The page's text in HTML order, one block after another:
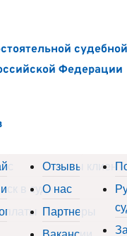
в суд
Отзывы
О нас
Партнеры
Федерации